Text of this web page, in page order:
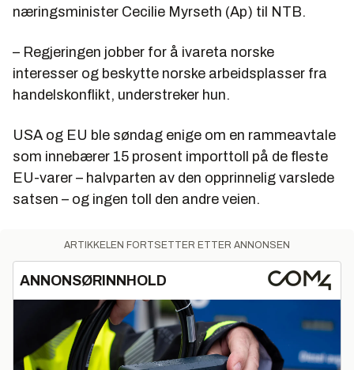
næringsminister Cecilie Myrseth (Ap) til NTB.
– Regjeringen jobber for å ivareta norske
interesser og beskytte norske arbeidsplasser fra
handelskonflikt, understreker hun.
USA og EU ble søndag enige om en rammeavtale
som innebærer 15 prosent importtoll på de fleste
EU-varer – halvparten av den opprinnelig varslede
satsen – og ingen toll den andre veien.
ARTIKKELEN FORTSETTER ETTER ANNONSEN
ANNONSØRINNHOLD